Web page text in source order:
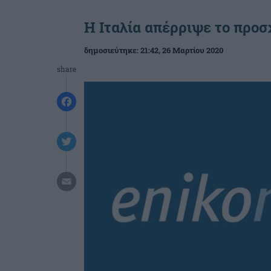
share
Η Ιταλία απέρριψε το
δημοσιεύτηκε:21:42, 26 Μαρτίου 2020